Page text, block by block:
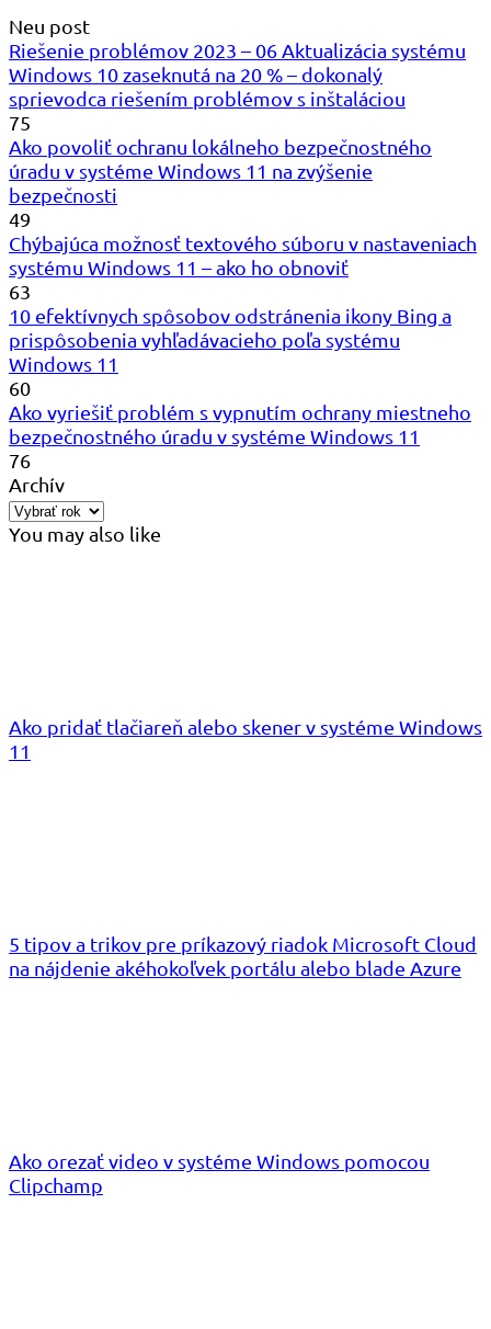
Neu post
Riešenie problémov 2023 – 06 Aktualizácia systému
Windows 10 zaseknutá na 20 % – dokonalý
sprievodca riešením problémov s inštaláciou
75
Ako povoliť ochranu lokálneho bezpečnostného
úradu v systéme Windows 11 na zvýšenie
bezpečnosti
49
Chýbajúca možnosť textového súboru v nastaveniach
systému Windows 11 – ako ho obnoviť
63
10 efektívnych spôsobov odstránenia ikony Bing a
prispôsobenia vyhľadávacieho poľa systému
Windows 11
60
Ako vyriešiť problém s vypnutím ochrany miestneho
bezpečnostného úradu v systéme Windows 11
76
Archív
You may also like
Ako pridať tlačiareň alebo skener v systéme Windows
11
5 tipov a trikov pre príkazový riadok Microsoft Cloud
na nájdenie akéhokoľvek portálu alebo blade Azure
Ako orezať video v systéme Windows pomocou
Clipchamp